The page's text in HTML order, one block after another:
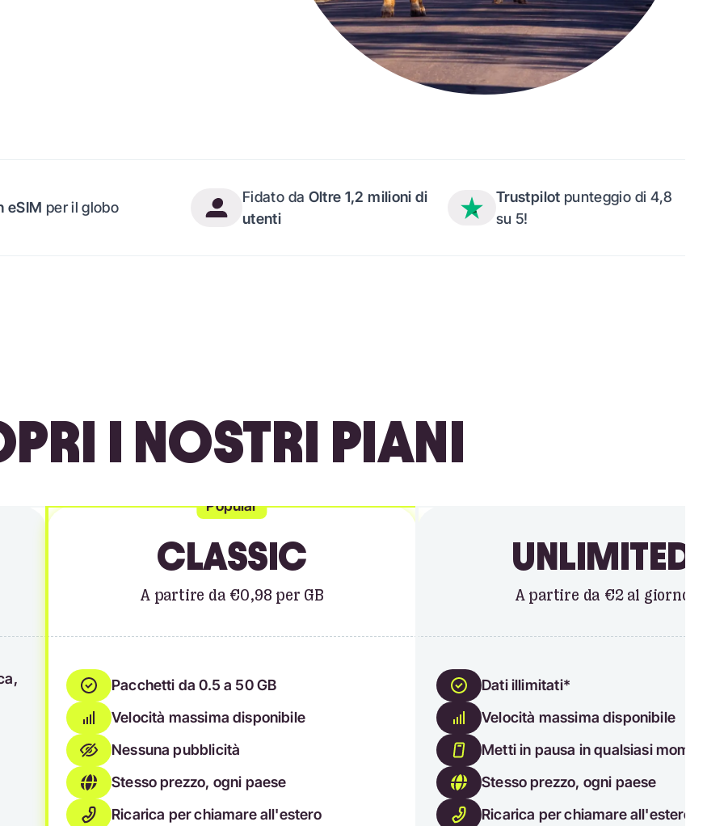
eSIM per il globo
Fidato da Oltre 1,2 milioni di
utenti
Trustpilot punteggio di 4,8
su 5!
I NOSTRI PIANI
Popular
CLASSIC
A partire da €0,98 per GB
Pacchetti da 0.5 a 50 GB
Velocità massima disponibile
Nessuna pubblicità
Stesso prezzo, ogni paese
Ricarica per chiamare all'estero
UNLIMITED
A partire da €2 al giorno
Dati illimitati*
Velocità massima disponibile
Metti in pausa in qualsiasi momento
Stesso prezzo, ogni paese
Ricarica per chiamare all'estero